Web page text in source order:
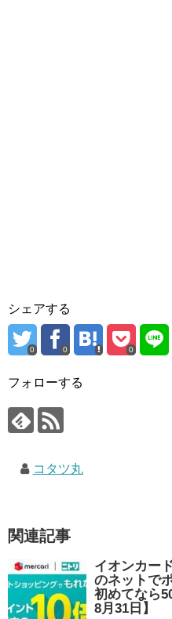
シェアする
0 0 0
フォローする
コタツ丸
関連記事
イオンカー
のネットで
初めてなら
8月31日】